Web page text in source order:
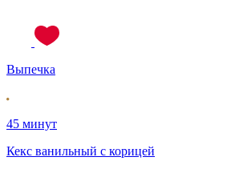
Выпечка
45 минут
Кекс ванильный с корицей